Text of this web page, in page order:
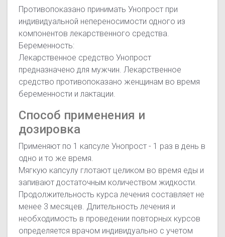
Противопоказано принимать Унопрост при
индивидуальной непереносимости одного из
компонентов лекарственного средства.
Беременность:
Лекарственное средство Унопрост
предназначено для мужчин. Лекарственное
средство противопоказано женщинам во время
беременности и лактации.
Способ применения и
дозировка
Применяют по 1 капсуле Унопрост - 1 раз в день в
одно и то же время.
Мягкую капсулу глотают целиком во время еды и
запивают достаточным количеством жидкости.
Продолжительность курса лечения составляет не
менее 3 месяцев. Длительность лечения и
необходимость в проведении повторных курсов
определяется врачом индивидуально с учетом